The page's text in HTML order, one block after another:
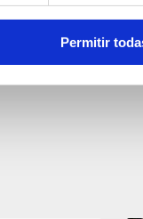
Permitir